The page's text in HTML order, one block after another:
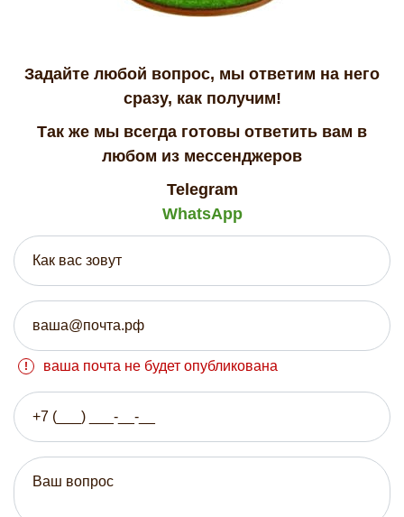
Задайте любой вопрос, мы ответим на него
сразу, как получим!
Так же мы всегда готовы ответить вам в
любом из мессенджеров
Telegram
WhatsApp
ваша почта не будет опубликована